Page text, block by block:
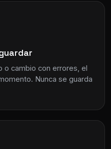
o cambio con errores, el
Nunca se guarda